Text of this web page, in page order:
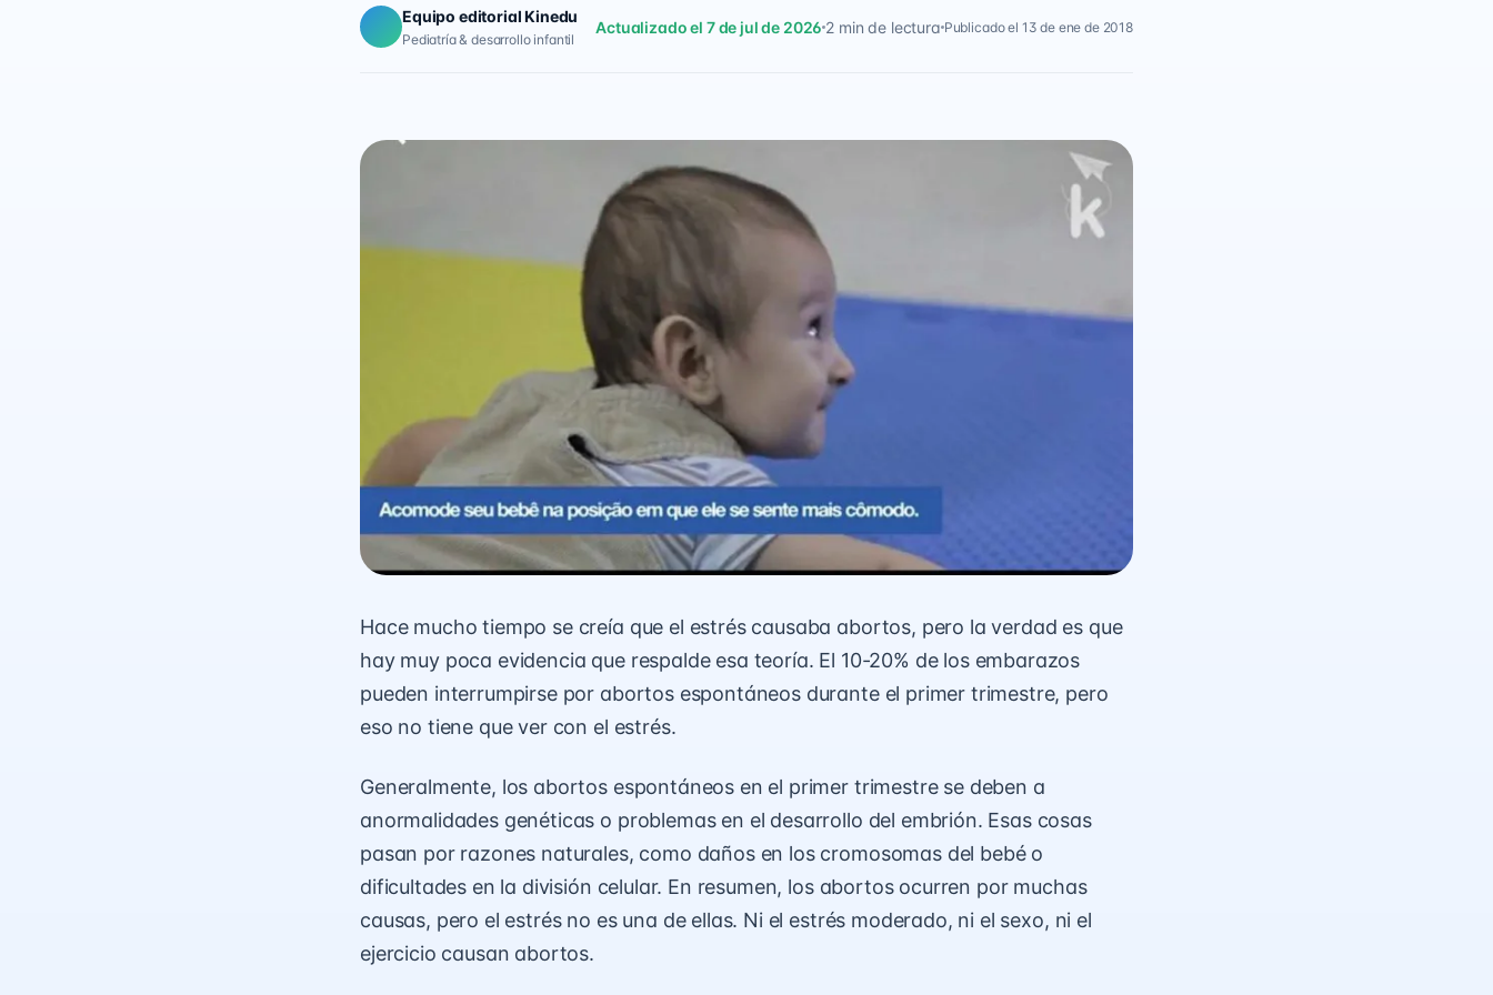
Equipo editorial Kinedu
Pediatría & desarrollo infantil
Actualizado el 7 de jul de 2026 2 min de lectura Publicado el 13 de ene de 2018
Hace mucho tiempo se creía que el estrés causaba abortos, pero la verdad es que
hay muy poca evidencia que respalde esa teoría. El 10-20% de los embarazos
pueden interrumpirse por abortos espontáneos durante el primer trimestre, pero
eso no tiene que ver con el estrés.
Generalmente, los abortos espontáneos en el primer trimestre se deben a
anormalidades genéticas o problemas en el desarrollo del embrión. Esas cosas
pasan por razones naturales, como daños en los cromosomas del bebé o
dificultades en la división celular. En resumen, los abortos ocurren por muchas
causas, pero el estrés no es una de ellas. Ni el estrés moderado, ni el sexo, ni el
ejercicio causan abortos.